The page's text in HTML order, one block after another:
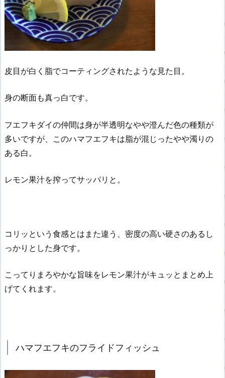
皮目が白く脂でコーティングされたような見た目。
身の断面も真っ白です。
フエフキダイの仲間は身が半透明なやや澄んだ色の種類が
多いですが、このハマフエフキは脂が混じったやや濁りの
ある白。
レモン果汁を搾ってサッパリと。
コリッという食感とはまた違う、密度の高い硬さのあるし
っかりとした身です。
こってりまろやかな旨味をレモン果汁がキュッとまとめ上
げてくれます。
ハマフエフキのフライドフィッシュ